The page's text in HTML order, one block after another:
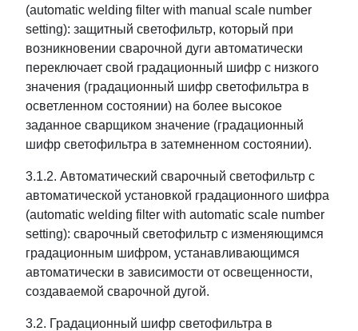
(automatic welding filter with manual scale number
setting): защитный светофильтр, который при
возникновении сварочной дуги автоматически
переключает свой градационный шифр с низкого
значения (градационный шифр светофильтра в
осветленном состоянии) на более высокое
заданное сварщиком значение (градационный
шифр светофильтра в затемненном состоянии).
3.1.2. Автоматический сварочный светофильтр с
автоматической установкой градационного шифра
(automatic welding filter with automatic scale number
setting): сварочный светофильтр с изменяющимся
градационным шифром, устанавливающимся
автоматически в зависимости от освещенности,
создаваемой сварочной дугой.
3.2. Градационный шифр светофильтра в